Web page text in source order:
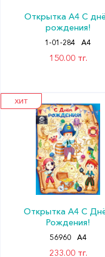
Открытка А4 С
рождения!
1-01-284 А4
150.00 тг.
ХИТ
Открытка А4 С
Рождения!
56960 А4
233.00 тг.